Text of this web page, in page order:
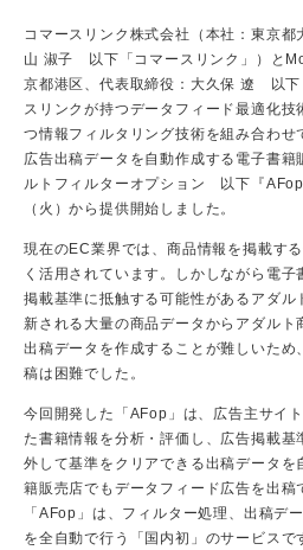
コマースリンク株式会社（本社：東京都
山 淑子 以下「コマースリンク」）と
京都港区、代表取締役：大久保 遼 以
スリンクが持つデータフィード最適化
つ情報フィルタリング技術を組み合わせ
広告出稿データを自動作成する電子書
ルトフィルターオプション 以下『
（火）から提供開始しました。
現在のEC業界では、商品情報を掲載す
く活用されています。しかしながら電
掲載基準に抵触する可能性があるアダル
新される大量の商品データからアダルト
出稿データを作成することが難しいため
稿は困難でした。
今回開発した「AFop」は、広告主サイ
た書籍情報を分析・評価し、広告掲載基
外して基準をクリアできる出稿データを
籍販売店でもデータフィード広告を出稿
「AFop」は、フィルター処理、出稿デ
を全自動で行う「国内初」のサービス